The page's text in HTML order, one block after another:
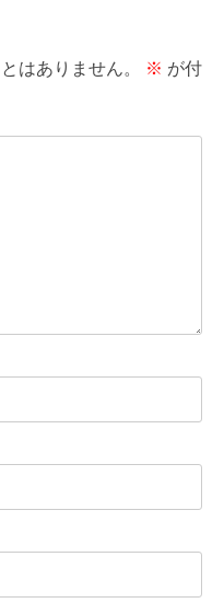
はありません。
※ が付